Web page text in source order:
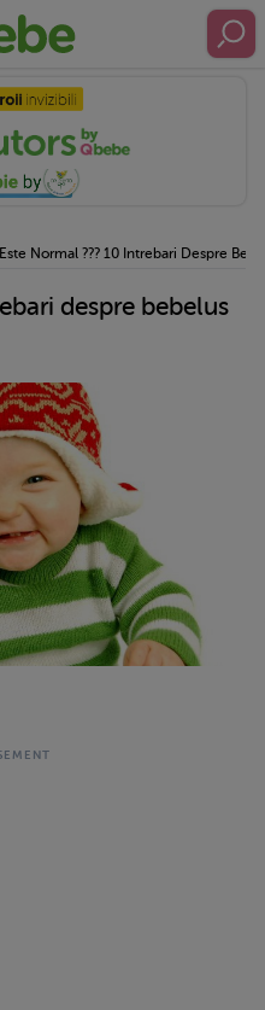
Este Normal ??? 10 Intrebari Despre
despre bebelus